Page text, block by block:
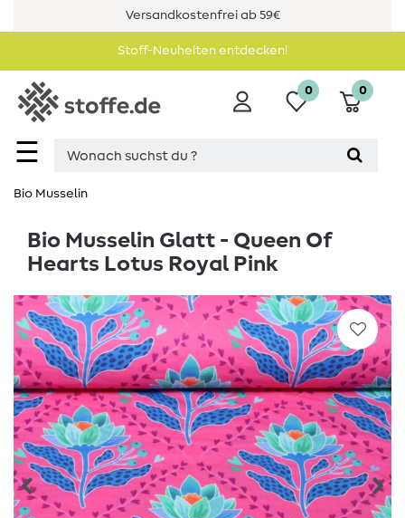
Versandkostenfrei ab 59€
Stoff-Neuheiten entdecken!
☰
0 0
Bio Musselin
Bio Musselin Glatt - Queen Of
Hearts Lotus Royal Pink